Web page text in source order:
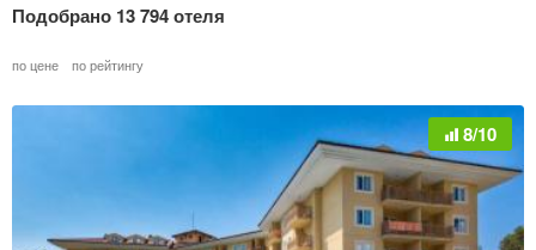
Подобрано 13 794 отеля
по цене по рейтингу
8/10